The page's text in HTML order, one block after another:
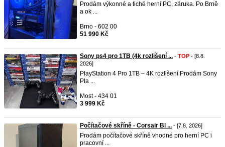
Prodám výkonné a tiché herní PC, záruka. Po Brně
a ok ...
Brno - 602 00
51 990 Kč
Sony ps4 pro 1TB (4k rozlišení ... - TOP - [8.8.
2026]
PlayStation 4 Pro 1TB – 4K rozlišení Prodám Sony
Pla ...
Most - 434 01
3 999 Kč
Počítačové skříně - Corsair Bl ... - [7.8. 2026]
Prodám počítačové skříně vhodné pro herní PC i
pracovní ...